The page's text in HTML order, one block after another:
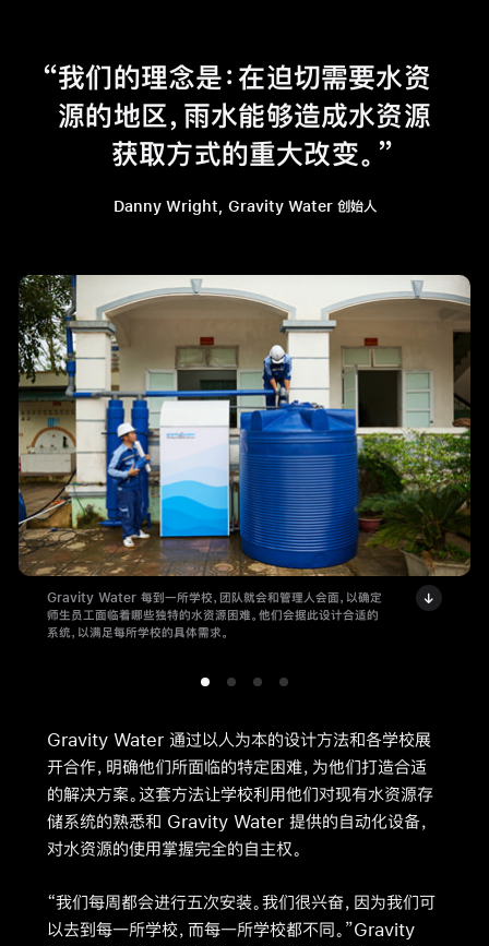
我们的理念是：在迫切需要水资
源的地区，雨水能够造成水资源
获取方式的重大改变。
Danny Wright, Gravity Water 创始人
Gravity Water 每到一所学校，团队就会和管理人会面，以确定
师生员工面临着哪些独特的水资源困难。他们会据此设计合适的
系统，以满足每所学校的具体需求。
Gravity Water 通过以人为本的设计方法和各学校展
开合作，明确他们所面临的特定困难，为他们打造合适
的解决方案。这套方法让学校利用他们对现有水资源存
储系统的熟悉和 Gravity Water 提供的自动化设备，
对水资源的使用掌握完全的自主权。
“我们每周都会进行五次安装。我们很兴奋，因为我们可
以去到每一所学校，而每一所学校都不同。”Gravity